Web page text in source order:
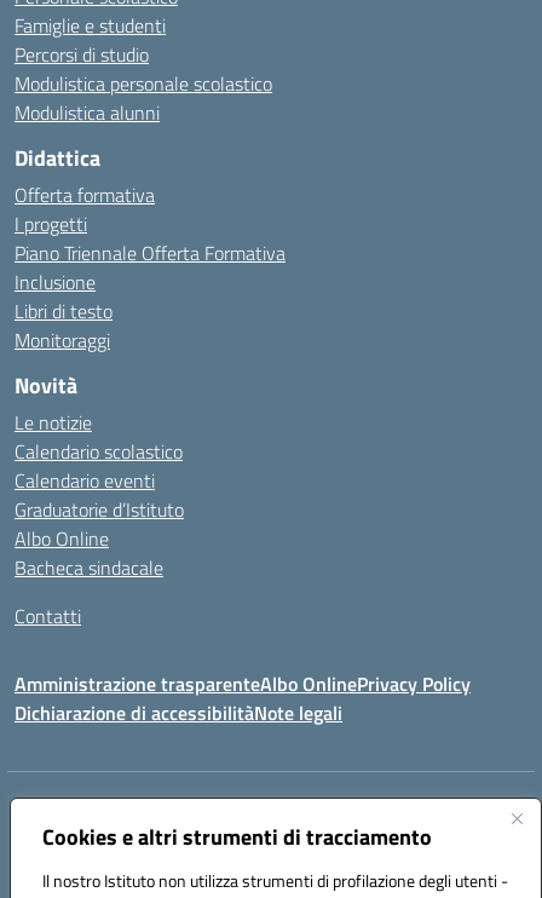
Cookies e altri strumenti di tracciamento
Il nostro Istituto non utilizza strumenti di profilazione degli utenti -
Famiglie e studenti
Percorsi di studio
Modulistica personale scolastico
Modulistica alunni
Didattica
Offerta formativa
I progetti
Piano Triennale Offerta Formativa
Inclusione
Libri di testo
Monitoraggi
Novità
Le notizie
Calendario scolastico
Calendario eventi
Graduatorie d’Istituto
Albo Online
Bacheca sindacale
Contatti
Amministrazione trasparenteAlbo OnlinePrivacy Policy
Dichiarazione di accessibilitàNote legali
Indirizzo:
Centralino:0823944017 Email:ceic85400b@istruzione.it